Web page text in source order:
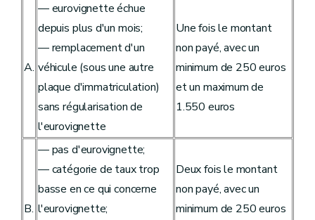
A.
— eurovignette échue
depuis plus d'un mois;
— remplacement d'un
véhicule (sous une autre
plaque d'immatriculation)
sans régularisation de
l'eurovignette
Une fois le montant
non payé, avec un
minimum de 250 euros
et un maximum de
1.550 euros
B.
— pas d'eurovignette;
— catégorie de taux trop
basse en ce qui concerne
l'eurovignette;
Deux fois le montant
non payé, avec un
minimum de 250 euros